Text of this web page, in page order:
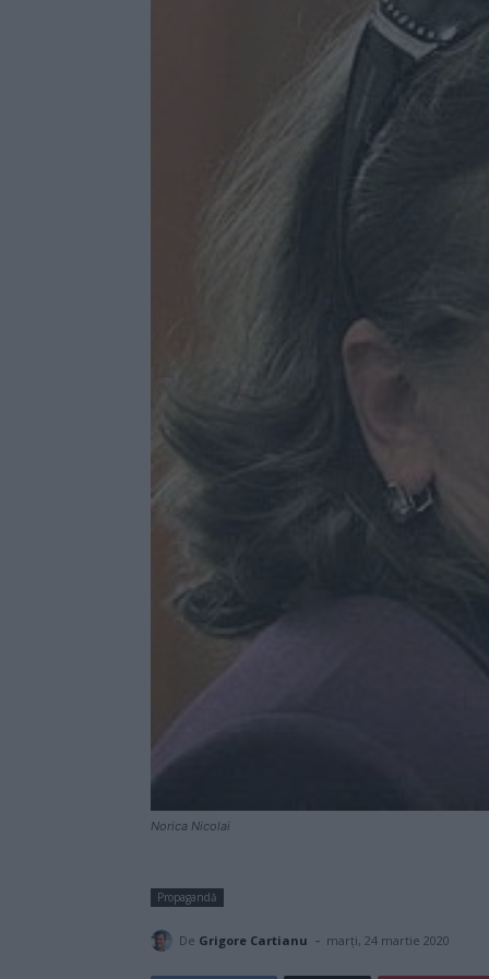
Norica Nicolai
Propagandă
De Grigore Cartianu - marți, 24 martie 2020